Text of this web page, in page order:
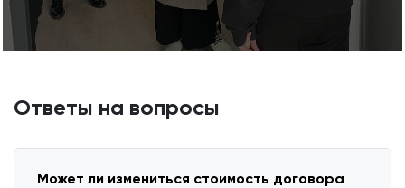
Ответы на вопросы
Может ли измениться стоимость договора